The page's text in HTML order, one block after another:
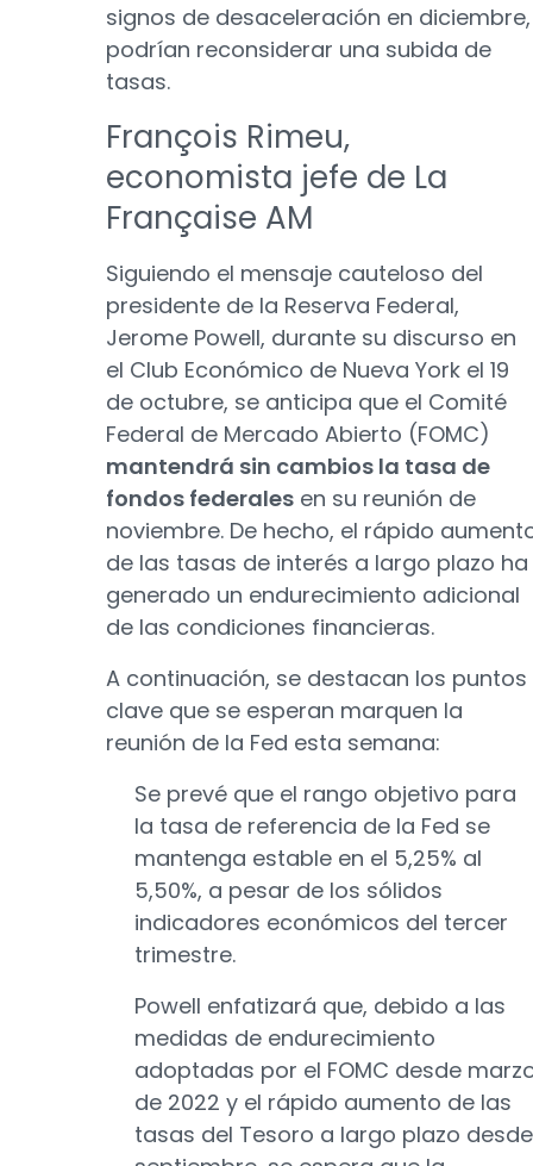
signos de desaceleración en diciembre,
podrían reconsiderar una subida de
tasas.
François Rimeu,
economista jefe de La
Française AM
Siguiendo el mensaje cauteloso del
presidente de la Reserva Federal,
Jerome Powell, durante su discurso en
el Club Económico de Nueva York el 19
de octubre, se anticipa que el Comité
Federal de Mercado Abierto (FOMC)
mantendrá sin cambios la tasa de
fondos federales en su reunión de
noviembre. De hecho, el rápido
de las tasas de interés a largo plazo ha
generado un endurecimiento adicional
de las condiciones financieras.
A continuación, se destacan los puntos
clave que se esperan marquen la
reunión de la Fed esta semana:
Se prevé que el rango objetivo para
la tasa de referencia de la Fed se
mantenga estable en el 5,25% al
5,50%, a pesar de los sólidos
indicadores económicos del tercer
trimestre.
Powell enfatizará que, debido a las
medidas de endurecimiento
adoptadas por el FOMC desde
de 2022 y el rápido aumento de las
tasas del Tesoro a largo plazo desde